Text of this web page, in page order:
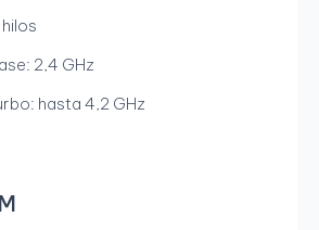
2,4 GHz
hasta 4,2 GHz